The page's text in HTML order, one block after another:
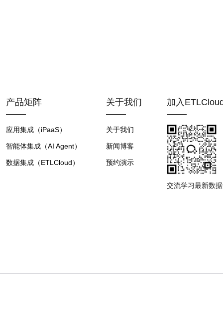
产品矩阵
应用集成（iPaaS）
智能体集成（AI Agent）
数据集成（ETLCloud）
关于我们
关于我们
新闻博客
预约演示
加入
交流学习最新数